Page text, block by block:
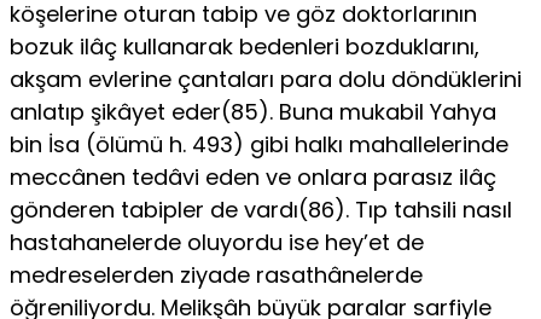
köşelerine oturan tabip ve göz doktorlarının
bozuk ilâç kullanarak bedenleri bozduklarını,
akşam evlerine çantaları para dolu döndüklerini
anlatıp şikâyet eder(85). Buna mukabil Yahya
bin İsa (ölümü h. 493) gibi halkı mahallelerinde
meccânen tedâvi eden ve onlara parasız ilâç
gönderen tabipler de vardı(86). Tıp tahsili nasıl
hastahanelerde oluyordu ise hey’et de
medreselerden ziyade rasathânelerde
öğreniliyordu. Melikşâh büyük paralar sarfiyle